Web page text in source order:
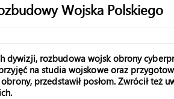
Wojska Polskiego
dywizji, rozbudowa wojsk obrony
na studia wojskowe oraz
przedstawił posłom. Zwrócił też